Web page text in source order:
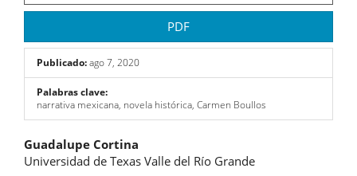
PDF
Publicado:ago 7, 2020
Palabras clave:
narrativa mexicana, novela histórica, Carmen Boullos
Contenido
Guadalupe Cortina
Universidad de Texas Valle del Río Grande